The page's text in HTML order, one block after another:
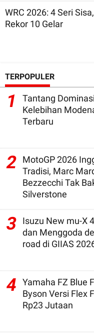
WRC 2026: 4 Seri
Rekor 10 Gelar
TERPOPULER
1
Tantang
Kelebihan
Terbaru
2
MotoGP 2026
Tradisi, Marc
Bezzecchi Tak
Silverstone
3
Isuzu New mu-X
dan Menggoda
road di GIIAS
4
Yamaha FZ Blue
Byson Versi Flex
Rp23 Jutaan